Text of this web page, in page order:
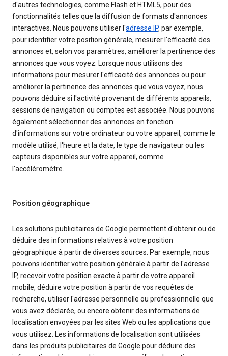
d'autres technologies, comme Flash et HTML5, pour des
fonctionnalités telles que la diffusion de formats d'annonces
interactives. Nous pouvons utiliser l'adresse IP, par exemple,
pour identifier votre position générale, mesurer l'efficacité des
annonces et, selon vos paramètres, améliorer la pertinence des
annonces que vous voyez. Lorsque nous utilisons des
informations pour mesurer l'efficacité des annonces ou pour
améliorer la pertinence des annonces que vous voyez, nous
pouvons déduire si l'activité provenant de différents appareils,
sessions de navigation ou comptes est associée. Nous pouvons
également sélectionner des annonces en fonction
d'informations sur votre ordinateur ou votre appareil, comme le
modèle utilisé, l'heure et la date, le type de navigateur ou les
capteurs disponibles sur votre appareil, comme
l'accéléromètre.
Position géographique
Les solutions publicitaires de Google permettent d'obtenir ou de
déduire des informations relatives à votre position
géographique à partir de diverses sources. Par exemple, nous
pouvons identifier votre position générale à partir de l'adresse
IP, recevoir votre position exacte à partir de votre appareil
mobile, déduire votre position à partir de vos requêtes de
recherche, utiliser l'adresse personnelle ou professionnelle que
vous avez déclarée, ou encore obtenir des informations de
localisation envoyées par les sites Web ou les applications que
vous utilisez. Les informations de localisation sont utilisées
dans les produits publicitaires de Google pour déduire des